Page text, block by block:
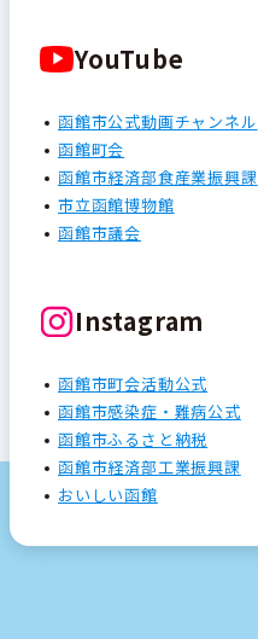
YouTube
函館市公式動画チャンネル
函館町会
函館市経済部食産業振興課
市立函館博物館
函館市議会
Instagram
函館市町会活動公式
函館市感染症・難病公式
函館市ふるさと納税
函館市経済部工業振興課
おいしい函館